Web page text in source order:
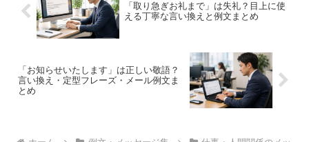
「取り急ぎお礼まで」は失礼？目上に使
える丁寧な言い換えと例文まとめ
「お知らせいたします」は正しい敬語？
言い換え・定型フレーズ・メール例文ま
とめ